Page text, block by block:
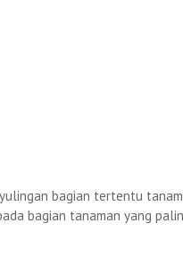
bagian tertentu
bagian tanaman yang